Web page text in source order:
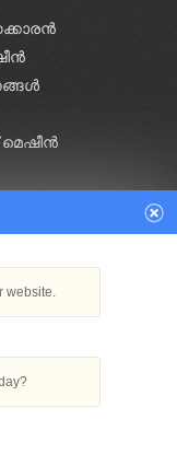
മെഷീൻ
Tools (Anhui)
website.